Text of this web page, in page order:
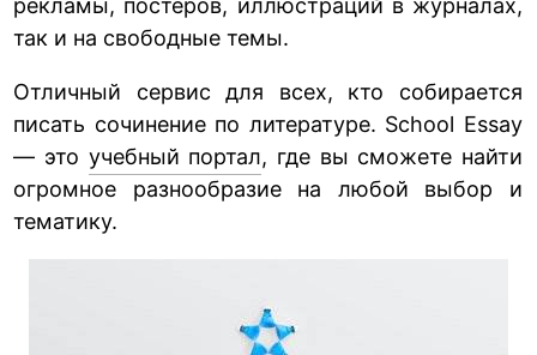
рекламы, постеров, иллюстраций в журналах,
так и на свободные темы.
Отличный сервис для всех, кто собирается
писать сочинение по литературе. School Essay
— это учебный портал, где вы сможете найти
огромное разнообразие на любой выбор и
тематику.